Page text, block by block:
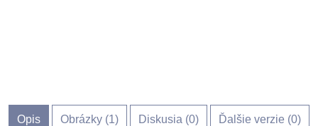
Opis Obrázky (1) Diskusia (0) Ďalšie verzie (0)